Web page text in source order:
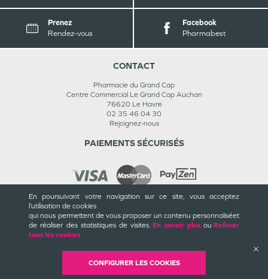
En poursuivant votre navigation sur ce site, vous acceptez
l’utilisation de cookies
qui nous permettent de vous proposer un contenu personnaliséet
de réaliser des statistiques de visites. En savoir plusou Refuser
tous les cookies
CONFIGURER LES COOKIES
Prenez
Rendez-vous
Facebook
Pharmabest
CONTACT
Pharmacie du Grand Cap
Centre Commercial Le Grand Cap Auchan
76620 Le Havre
02 35 46 04 30
Rejoignez-nous
CGU / CGV
Rappels de produits
PAIEMENTS SÉCURISÉS